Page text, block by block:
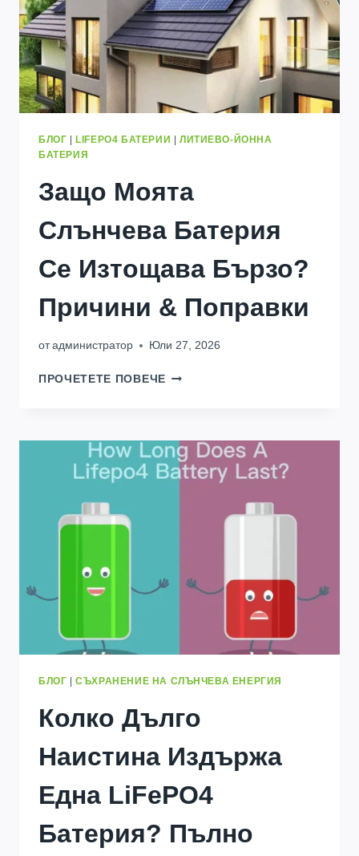
БЛОГ |LIFEPO4 БАТЕРИИ | ЛИТИЕВО-ЙОННА
БАТЕРИЯ
Защо Моята
Слънчева Батерия
Се Изтощава Бързо?
Причини & Поправки
от администратор Юли 27, 2026
ПРОЧЕТЕТЕ ПОВЕЧЕЗАЩО
СЕ
ИЗТОЩАВА
БЪРЗО?
БЛОГ |СЪХРАНЕНИЕ НА СЛЪНЧЕВА ЕНЕРГИЯ
Колко Дълго
Наистина Издържа
Една LiFePO4
Батерия? Пълно